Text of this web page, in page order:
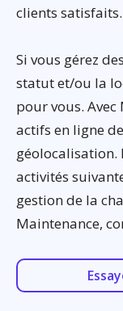
clients satisfaits.
Si vous gérez
statut et/ou la
pour vous. Avec
actifs en ligne
géolocalisation.
activités
gestion de la
Maintenance,